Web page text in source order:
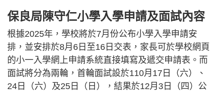
保良局陳守仁小學入學申請及面試內容
根據2025年，學校將於7月份公布小學入學申請安
排，並安排於8月6日至16日交表，家長可於學校網頁
的小一入學網上申請系統直接填寫及遞交申請表。而
面試將分為兩輪，首輪面試設於110月17日（六）、
24日（六）及25日（日），結果於12月3日（四）公